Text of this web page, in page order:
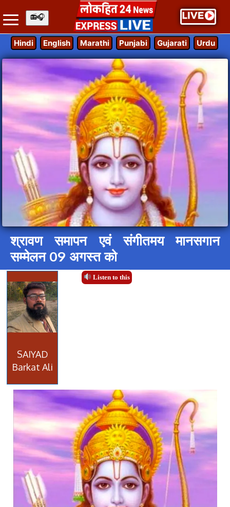
Hindi English Marathi Punjabi Gujarati Urdu
श्रावण समापन एवं संगीतमय मानसगान
सम्मेलन 09 अगस्त को
Listen to this
SAIYAD
Barkat Ali